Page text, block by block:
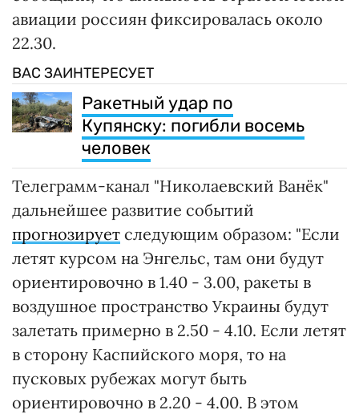
авиации россиян фиксировалась около
22.30.
ВАС ЗАИНТЕРЕСУЕТ
Ракетный удар по
Купянску: погибли восемь
человек
Телеграмм-канал "Николаевский Ванёк"
дальнейшее развитие событий
прогнозирует следующим образом: "Если
летят курсом на Энгельс, там они будут
ориентировочно в 1.40 - 3.00, ракеты в
воздушное пространство Украины будут
залетать примерно в 2.50 - 4.10. Если летят
в сторону Каспийского моря, то на
пусковых рубежах могут быть
ориентировочно в 2.20 - 4.00. В этом